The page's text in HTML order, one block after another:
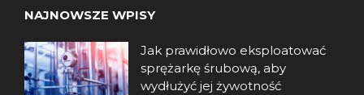
NAJNOWSZE WPISY
Jak prawidłowo eksploatować
sprężarkę śrubową, aby
wydłużyć jej żywotność